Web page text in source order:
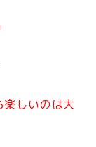
楽しいのは大